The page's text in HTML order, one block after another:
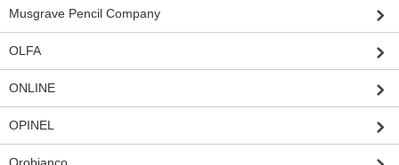
Musgrave Pencil Company
OLFA
ONLINE
OPINEL